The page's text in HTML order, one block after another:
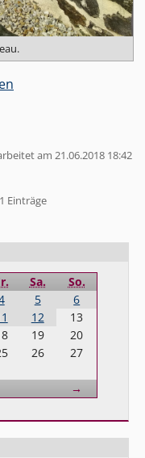
am 21.06.2018 18:42
Einträge
Sa. So.
Vorwärts
→
5
6
12
13
19
20
26
27